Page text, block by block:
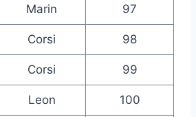
Marin 97
Corsi 98
Corsi 99
Leon 100